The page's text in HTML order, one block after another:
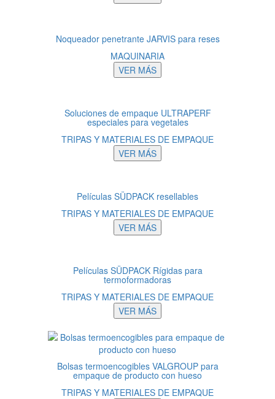
Noqueador penetrante JARVIS para reses
MAQUINARIA
VER MÁS
Soluciones de empaque ULTRAPERF
especiales para vegetales
TRIPAS Y MATERIALES DE EMPAQUE
VER MÁS
Películas SÜDPACK resellables
TRIPAS Y MATERIALES DE EMPAQUE
VER MÁS
Películas SÜDPACK Rígidas para
termoformadoras
TRIPAS Y MATERIALES DE EMPAQUE
VER MÁS
Bolsas termoencogibles VALGROUP para
empaque de producto con hueso
TRIPAS Y MATERIALES DE EMPAQUE